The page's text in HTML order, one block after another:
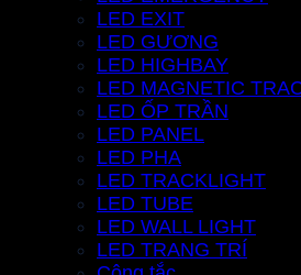
LED EXIT
LED GƯƠNG
LED HIGHBAY
LED MAGNETIC
LED ỐP TRẦN
LED PANEL
LED PHA
LED TRACKLIGHT
LED TUBE
LED WALL LIGHT
LED TRANG TRÍ